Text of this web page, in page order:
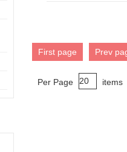
First page Prev
Per Page items